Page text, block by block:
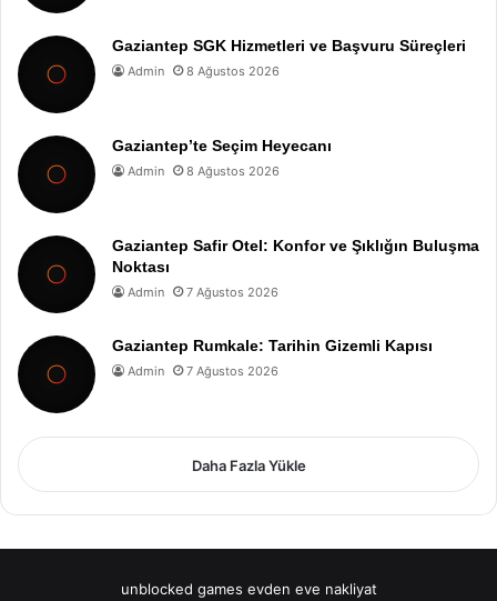
Gaziantep SGK Hizmetleri ve Başvuru Süreçleri
Admin 8 Ağustos 2026
Gaziantep’te Seçim Heyecanı
Admin 8 Ağustos 2026
Gaziantep Safir Otel: Konfor ve Şıklığın Buluşma
Noktası
Admin 7 Ağustos 2026
Gaziantep Rumkale: Tarihin Gizemli Kapısı
Admin 7 Ağustos 2026
Daha Fazla Yükle
unblocked games evden eve nakliyat